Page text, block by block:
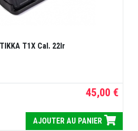
T1X Cal. 22lr
45,00 €
AJOUTER AU PANIER